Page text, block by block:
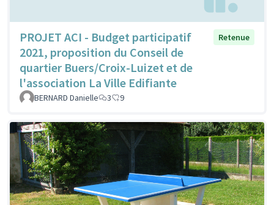
PROJET ACI - Budget participatif
2021, proposition du Conseil de
quartier Buers/Croix-Luizet et de
l'association La Ville Edifiante
Retenue
BERNARD Danielle 3 9